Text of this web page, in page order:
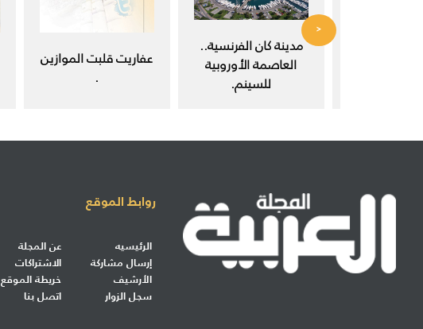
عفاريت قلبت الموازين
.
مدينة كان الفرنسية..
العاصمة الأوروبية
للسينم.
<
روابط الموقع
الرئيسيه
عن المجلة
إرسال مشاركة
الاشتراكات
الأرشيف
خريطة الموقع
سجل الزوار
اتصل بنا